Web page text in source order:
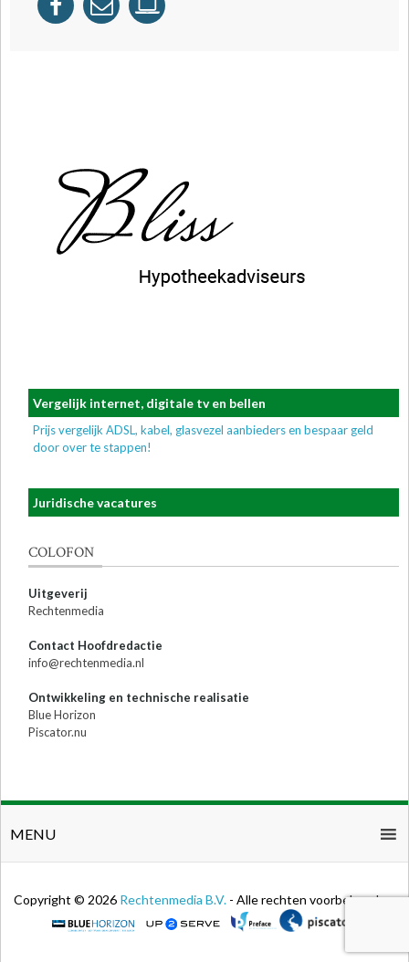
Vergelijk internet, digitale tv en bellen
Prijs vergelijk ADSL, kabel, glasvezel aanbieders en bespaar geld
door over te stappen!
Juridische vacatures
COLOFON
Uitgeverij
Rechtenmedia
Contact Hoofdredactie
info@rechtenmedia.nl
Ontwikkeling en technische realisatie
Blue Horizon
Piscator.nu
MENU
Copyright © 2026 Rechtenmedia B.V. - Alle rechten voorbehouden.